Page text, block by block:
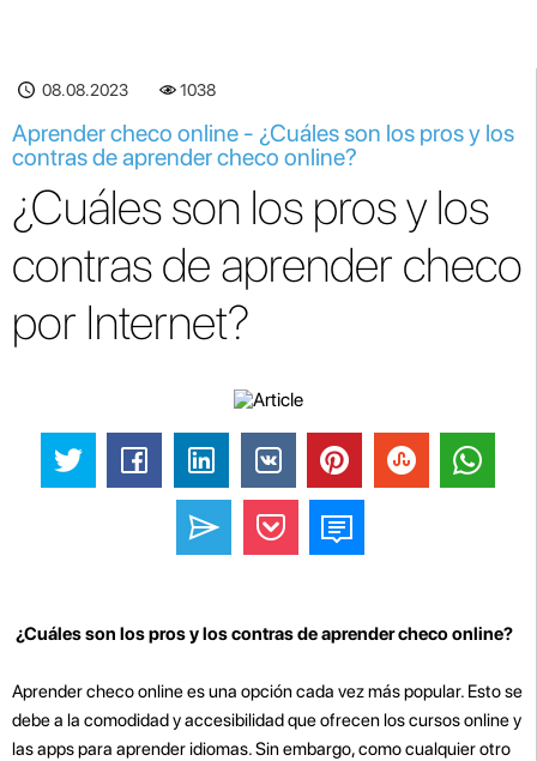
08.08.2023 1038
Aprender checo online - ¿Cuáles son los pros y los
contras de aprender checo online?
¿Cuáles son los pros y los
contras de aprender checo
por Internet?
¿Cuáles son los pros y los contras de aprender checo online?
Aprender checo online es una opción cada vez más popular. Esto se
debe a la comodidad y accesibilidad que ofrecen los cursos online y
las apps para aprender idiomas. Sin embargo, como cualquier otro